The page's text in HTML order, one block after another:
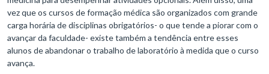
vez que os cursos de formação médica são organizados com grande
carga horária de disciplinas obrigatórios- o que tende a piorar com o
avançar da faculdade- existe também a tendência entre esses
alunos de abandonar o trabalho de laboratório à medida que o curso
avança.